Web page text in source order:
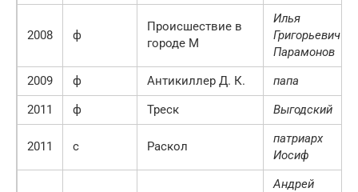
2008 ф
Происшествие в
городе М
Илья
Григорьевич
Парамонов
2009
ф Антикиллер Д. К.
папа
2011
ф Треск Выгодский
2011 с Раскол
патриарх
Иосиф
Андрей